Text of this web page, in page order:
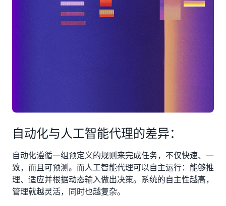
自动化与人工智能代理的差异：
自动化遵循一组预定义的规则来完成任务，不仅快速、一
致，而且可预测。而人工智能代理可以自主运行：能够推
理、适应并根据动态输入做出决策。系统的自主性越高，
管理就越灵活，同时也越复杂。